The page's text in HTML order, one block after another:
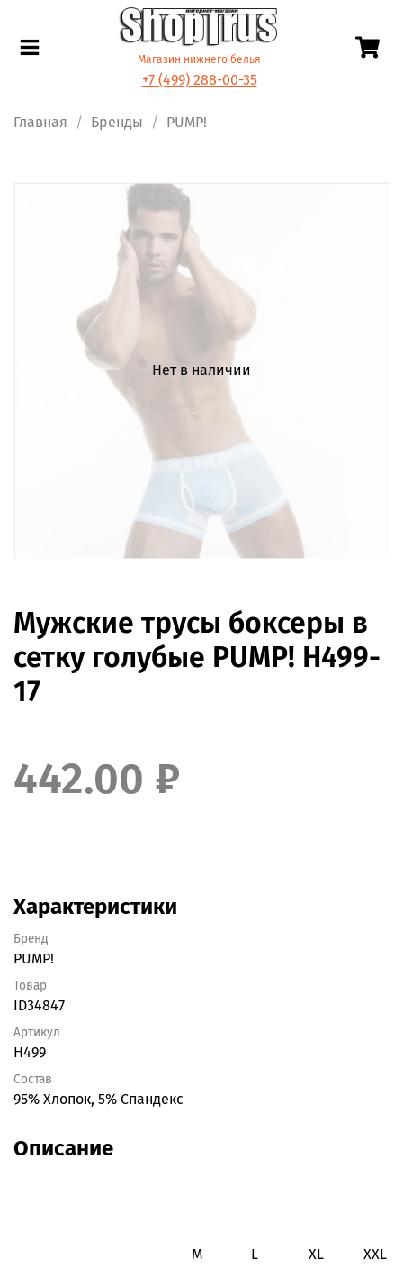
Магазин нижнего белья
+7 (499) 288-00-35
Главная Бренды PUMP!
Нет в наличии
Мужские трусы боксеры в
сетку голубые PUMP! H499-
17
442.00 ₽
Характеристики
Бренд
PUMP!
Товар
ID34847
Артикул
H499
Состав
95% Хлопок, 5% Спандекс
Описание
M L XL XXL